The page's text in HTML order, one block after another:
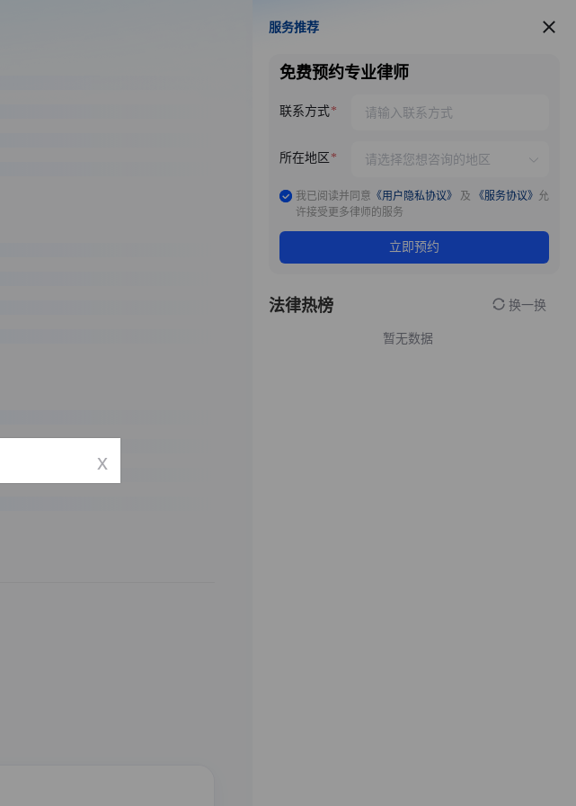
服务推荐
服务推荐
免费预约专业律师
联系方式
所在地区
我已阅读并同意 《用户隐私协议》 及 《服务协议》 允
许接受更多律师的服务
立即预约
法律热榜 换一换
暂无数据
x